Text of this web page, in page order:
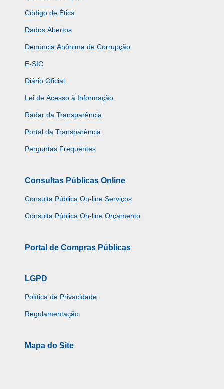
Código de Ética
Dados Abertos
Denúncia Anônima de Corrupção
E-SIC
Diário Oficial
Lei de Acesso à Informação
Radar da Transparência
Portal da Transparência
Perguntas Frequentes
Consultas Públicas Online
Consulta Pública On-line Serviços
Consulta Pública On-line Orçamento
Portal de Compras Públicas
LGPD
Política de Privacidade
Regulamentação
Mapa do Site